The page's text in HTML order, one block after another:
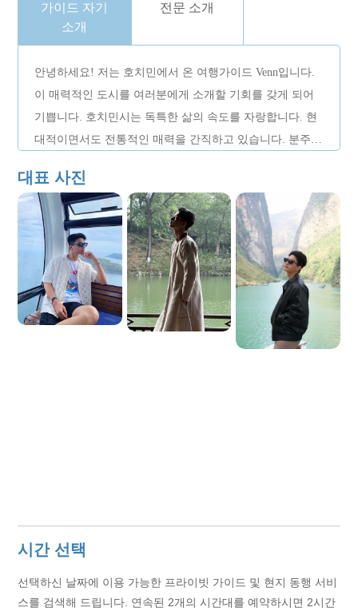
가이드 자기
소개
전문 소개
안녕하세요! 저는 호치민에서 온 여행가이드 Venn입니다.
이 매력적인 도시를 여러분에게 소개할 기회를 갖게 되어
기쁩니다. 호치민시는 독특한 삶의 속도를 자랑합니다. 현
대적이면서도 전통적인 매력을 간직하고 있습니다. 분주하
에서 태어나고 자란 사람으로서 저는 역사적인 건물과 활
기 넘치는 시장부터 정통 길거리 음식과 잘 알려지지 않았
지만 독특한 장소에 이르기까지 도시를 가장 실제적인 방
식으로 보여드리고 싶습니다. 여행을 하면서 현지인들의
문화와 이야기, 생활방식을 공유하겠습니다. 저의 지도 아
래 여러분께서 아름다운 풍경을 감상하실 뿐만 아니라 호
치민시의 따뜻함과 활력, 독특한 매력을 느끼실 수 있기를
바랍니다. 여러분과 함께 잊을 수 없는 즐겁고 즐거운 여행
대표 사진
시간 선택
선택하신 날짜에 이용 가능한 프라이빗 가이드 및 현지 동행 서비
스를 검색해 드립니다. 연속된 2개의 시간대를 예약하시면 2시간